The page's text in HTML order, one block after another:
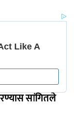
सांगितले